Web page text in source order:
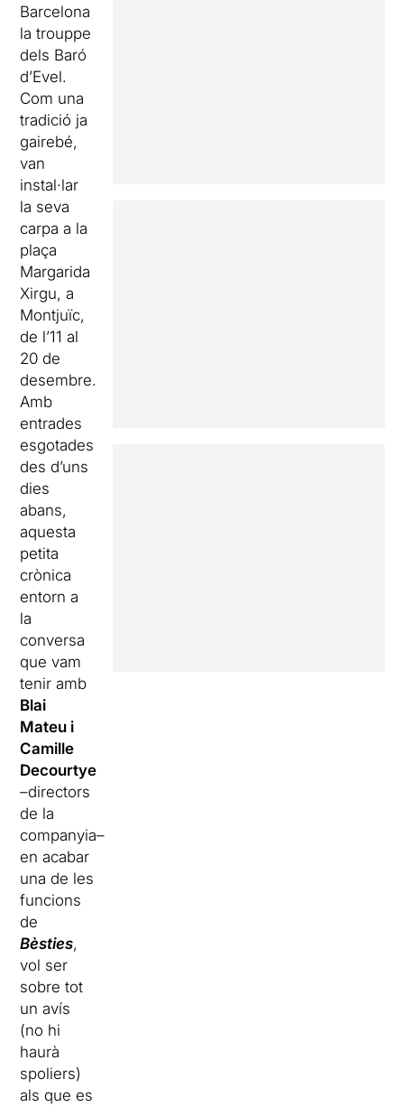
Barcelona
la trouppe
dels Baró
d’Evel.
Com una
tradició ja
gairebé,
van
instal·lar
la seva
carpa a la
plaça
Margarida
Xirgu, a
Montjuïc,
de l’11 al
20 de
desembre.
Amb
entrades
esgotades
des d’uns
dies
abans,
aquesta
petita
crònica
entorn a
la
conversa
que vam
tenir amb
Blai
Mateu i
Camille
Decourtye
–directors
de la
companyia–
en acabar
una de les
funcions
de
Bèsties,
vol ser
sobre tot
un avís
(no hi
haurà
spoliers)
als que es